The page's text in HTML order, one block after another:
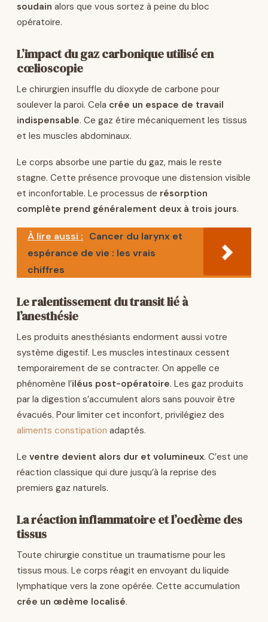
soudain alors que vous sortez à peine du bloc
opératoire.
L’impact du gaz carbonique utilisé en
cœlioscopie
Le chirurgien insuffle du dioxyde de carbone pour
soulever la paroi. Cela crée un espace de travail
indispensable. Ce gaz étire mécaniquement les tissus
et les muscles abdominaux.
Le corps absorbe une partie du gaz, mais le reste
stagne. Cette présence provoque une distension visible
et inconfortable. Le processus de résorption
complète prend généralement deux à trois jours.
À lire aussi : Cancer du larynx et
espérance de vie : les vrais
chiffres
Le ralentissement du transit lié à
l’anesthésie
Les produits anesthésiants endorment aussi votre
système digestif. Les muscles intestinaux cessent
temporairement de se contracter. On appelle ce
phénomène l’iléus post-opératoire. Les gaz produits
par la digestion s’accumulent alors sans pouvoir être
évacués. Pour limiter cet inconfort, privilégiez des
aliments constipation adaptés.
Le ventre devient alors dur et volumineux. C’est une
réaction classique qui dure jusqu’à la reprise des
premiers gaz naturels.
La réaction inflammatoire et l’oedème des
tissus
Toute chirurgie constitue un traumatisme pour les
tissus mous. Le corps réagit en envoyant du liquide
lymphatique vers la zone opérée. Cette accumulation
crée un œdème localisé.